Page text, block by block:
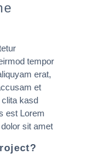
tempor
erat,
et
clita kasd
est Lorem
sit amet